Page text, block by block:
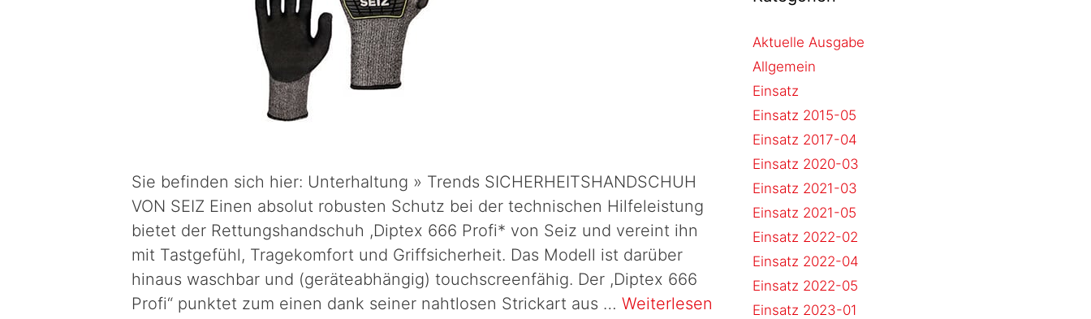
Sie befinden sich hier: Unterhaltung » Trends SICHERHEITSHANDSCHUH
VON SEIZ Einen absolut robusten Schutz bei der technischen Hilfeleistung
bietet der Rettungshandschuh ,Diptex 666 Profi* von Seiz und vereint ihn
mit Tastgefühl, Tragekomfort und Griffsicherheit. Das Modell ist darüber
hinaus waschbar und (geräteabhängig) touchscreenfähig. Der ,Diptex 666
Profi“ punktet zum einen dank seiner nahtlosen Strickart aus … Weiterlesen
Aktuelle Ausgabe
Allgemein
Einsatz
Einsatz 2015-05
Einsatz 2017-04
Einsatz 2020-03
Einsatz 2021-03
Einsatz 2021-05
Einsatz 2022-02
Einsatz 2022-04
Einsatz 2022-05
Einsatz 2023-01